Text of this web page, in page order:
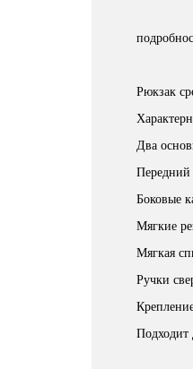
Рюкзак
Два
Передний
Боковые
Мягкие
Мягкая
Ручки
Подходит